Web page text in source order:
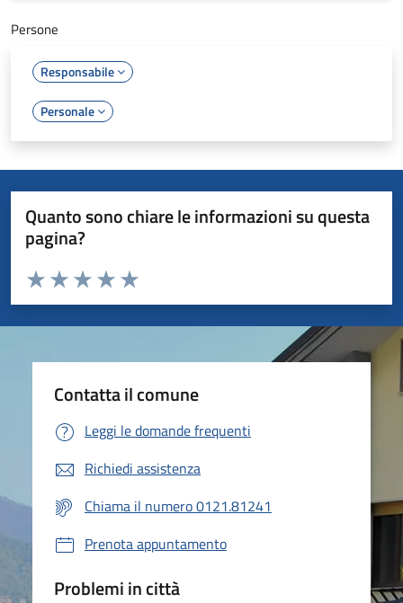
Persone
Responsabile
Personale
Quanto sono chiare le informazioni su questa
pagina?
Valuta da 1 a 5 stelle la pagina
Valuta 5 stelle su 5
Valuta 4 stelle su 5
Valuta 3 stelle su 5
Valuta 2 stelle su 5
Valuta 1 stelle su 5
Contatta il comune
Leggi le domande frequenti
Richiedi assistenza
Chiama il numero 0121.81241
Prenota appuntamento
Problemi in città